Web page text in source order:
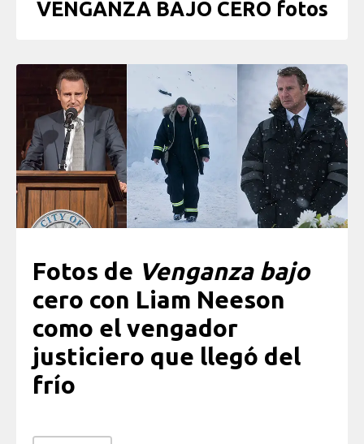
VENGANZA BAJO CERO fotos
Fotos de Venganza bajo
cero con Liam Neeson
como el vengador
justiciero que llegó del
frío